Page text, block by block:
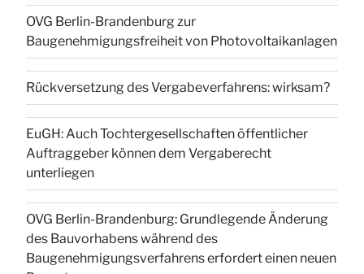
OVG Berlin-Brandenburg zur
Baugenehmigungsfreiheit von Photovoltaikanlagen
Rückversetzung des Vergabeverfahrens: wirksam?
EuGH: Auch Tochtergesellschaften öffentlicher
Auftraggeber können dem Vergaberecht
unterliegen
OVG Berlin-Brandenburg: Grundlegende Änderung
des Bauvorhabens während des
Baugenehmigungsverfahrens erfordert einen neuen